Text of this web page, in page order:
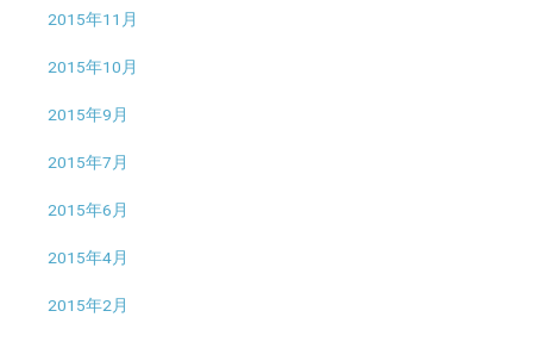
2015年11月
2015年10月
2015年9月
2015年7月
2015年6月
2015年4月
2015年2月